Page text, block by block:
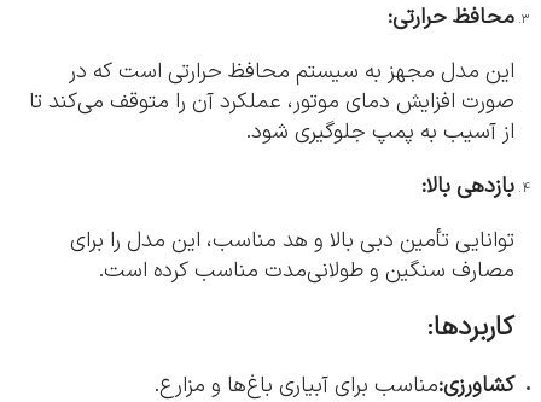
محافظ حرارتی:
این مدل مجهز به سیستم محافظ حرارتی است که در
صورت افزایش دمای موتور، عملکرد آن را متوقف می‌کند تا
از آسیب به پمپ جلوگیری شود.
بازدهی بالا:
توانایی تأمین دبی بالا و هد مناسب، این مدل را برای
مصارف سنگین و طولانی‌مدت مناسب کرده است.
کاربردها:
کشاورزی:مناسب برای آبیاری باغ‌ها و مزارع.